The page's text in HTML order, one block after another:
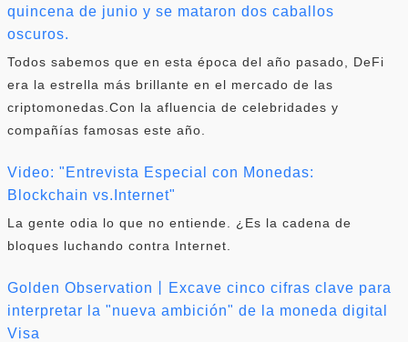
quincena de junio y se mataron dos caballos
oscuros.
Todos sabemos que en esta época del año pasado, DeFi
era la estrella más brillante en el mercado de las
criptomonedas.Con la afluencia de celebridades y
compañías famosas este año.
Video: "Entrevista Especial con Monedas:
Blockchain vs.Internet"
La gente odia lo que no entiende. ¿Es la cadena de
bloques luchando contra Internet.
Golden Observation丨Excave cinco cifras clave para
interpretar la "nueva ambición" de la moneda digital
Visa